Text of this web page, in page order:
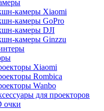
камеры Xiaomi
камеры GoPro
камеры DJI
камеры Ginzzu
Xiaomi
Rombica
Wanbo
для проекторов
очки